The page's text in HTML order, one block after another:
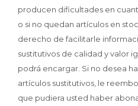
producen dificultades en
o si no quedan artículos en
derecho de facilitarle
sustitutivos de calidad y valor
podrá encargar. Si no desea
artículos sustitutivos, le
que pudiera usted haber